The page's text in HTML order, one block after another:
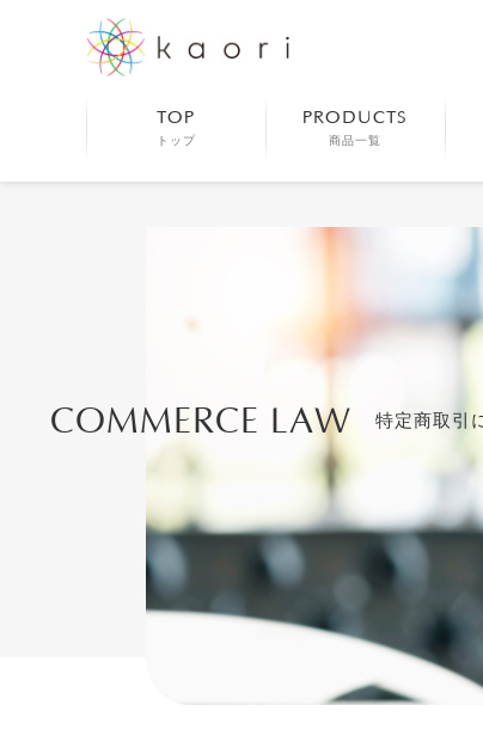
TOP
トップ
PRODUCTS
商品一覧
COMMERCE LAW 特定商取引